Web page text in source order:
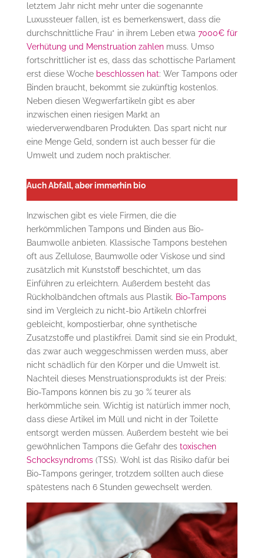
letztem Jahr nicht mehr unter die sogenannte
Luxussteuer fallen, ist es bemerkenswert, dass die
durchschnittliche Frau* in ihrem Leben etwa 7000€ für
Verhütung und Menstruation zahlenmuss. Umso
fortschrittlicher ist es, dass das schottische Parlament
erst diese Woche beschlossen hat: Wer Tampons oder
Binden braucht, bekommt sie zukünftig kostenlos.
Neben diesen Wegwerfartikeln gibt es aber
inzwischen einen riesigen Markt an
wiederverwendbaren Produkten. Das spart nicht nur
eine Menge Geld, sondern ist auch besser für die
Umwelt und zudem noch praktischer.
Auch Abfall, aber immerhin bio
Inzwischen gibt es viele Firmen, die die
herkömmlichen Tampons und Binden aus Bio-
Baumwolle anbieten. Klassische Tampons bestehen
oft aus Zellulose, Baumwolle oder Viskose und sind
zusätzlich mit Kunststoff beschichtet, um das
Einführen zu erleichtern. Außerdem besteht das
Rückholbändchen oftmals aus Plastik. Bio-Tampons
sind im Vergleich zu nicht-bio Artikeln chlorfrei
gebleicht, kompostierbar, ohne synthetische
Zusatzstoffe und plastikfrei. Damit sind sie ein Produkt,
das zwar auch weggeschmissen werden muss, aber
nicht schädlich für den Körper und die Umwelt ist.
Nachteil dieses Menstruationsprodukts ist der Preis:
Bio-Tampons können bis zu 30 % teurer als
herkömmliche sein. Wichtig ist natürlich immer noch,
dass diese Artikel im Müll und nicht in der Toilette
entsorgt werden müssen. Außerdem besteht wie bei
gewöhnlichen Tampons die Gefahr des toxischen
Schocksyndroms(TSS). Wohl ist das Risiko dafür bei
Bio-Tampons geringer, trotzdem sollten auch diese
spätestens nach 6 Stunden gewechselt werden.